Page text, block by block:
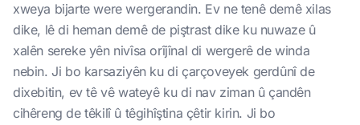
xweya bijarte were wergerandin. Ev ne tenê demê xilas
dike, lê di heman demê de piştrast dike ku nuwaze û
xalên sereke yên nivîsa orîjînal di wergerê de winda
nebin. Ji bo karsaziyên ku di çarçoveyek gerdûnî de
dixebitin, ev tê vê wateyê ku di nav ziman û çandên
cihêreng de têkilî û têgihîştina çêtir kirin. Ji bo